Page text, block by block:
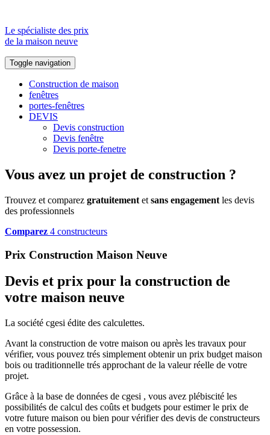
Le spécialiste des prix
de la maison neuve
Toggle navigation
Construction de maison
fenêtres
portes-fenêtres
DEVIS
Devis construction
Devis fenêtre
Devis porte-fenetre
Vous avez un projet de construction ?
Trouvez et comparez gratuitement et sans engagement les devis
des professionnels
Comparez 4 constructeurs
Prix Construction Maison Neuve
Devis et prix pour la construction de
votre maison neuve
La société cgesi édite des calculettes.
Avant la construction de votre maison ou après les travaux pour
vérifier, vous pouvez trés simplement obtenir un prix budget maison
bois ou traditionnelle trés approchant de la valeur réelle de votre
projet.
Grâce à la base de données de cgesi , vous avez plébiscité les
possibilités de calcul des coûts et budgets pour estimer le prix de
votre future maison ou bien pour vérifier des devis de constructeurs
en votre possession.